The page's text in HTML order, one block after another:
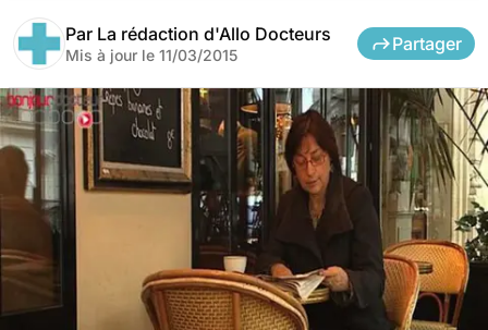
Par La rédaction d'Allo Docteurs
Mis à jour le 11/03/2015
Partager